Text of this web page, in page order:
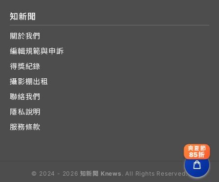
知新聞
關於我們
編輯規範與申訴
得獎紀錄
攝影棚出租
聯絡我們
隱私說明
服務條款
© 2024 - 2026 知新聞 Knews . All Rights Reserved.
爽夏節
85折